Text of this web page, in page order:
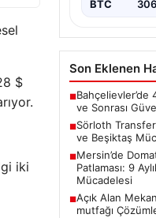
$
iki
BTC
Son Eklenen
■Bahçelievler’de
ve Sonrası
■Sörloth Transfer
ve Beşiktaş
■Mersin’de
Patlaması: 9
Mücadelesi
■Açık Alan
mutfağı